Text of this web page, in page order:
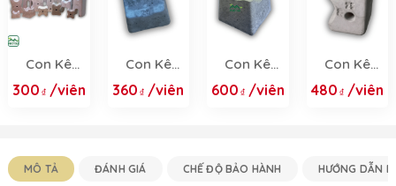
Con Kê
Bê Tông -
Con Kê
300 /viên
Con Kê
Bê Tông
15/20F
360 /viên
Con Kê
Bê Tông
20/25F
600 /viên
Con Kê
Bê Tông
20/25
480 /viên
MÔ TẢ ĐÁNH GIÁ CHẾ ĐỘ BẢO HÀNH HƯỚNG DẪN